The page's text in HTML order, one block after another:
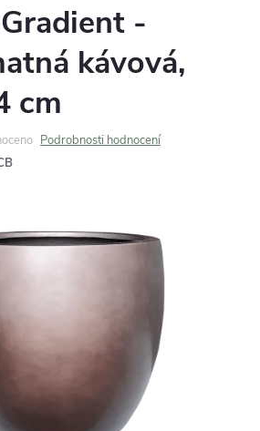
-
kávová,
cm
Podrobnosti hodnocení